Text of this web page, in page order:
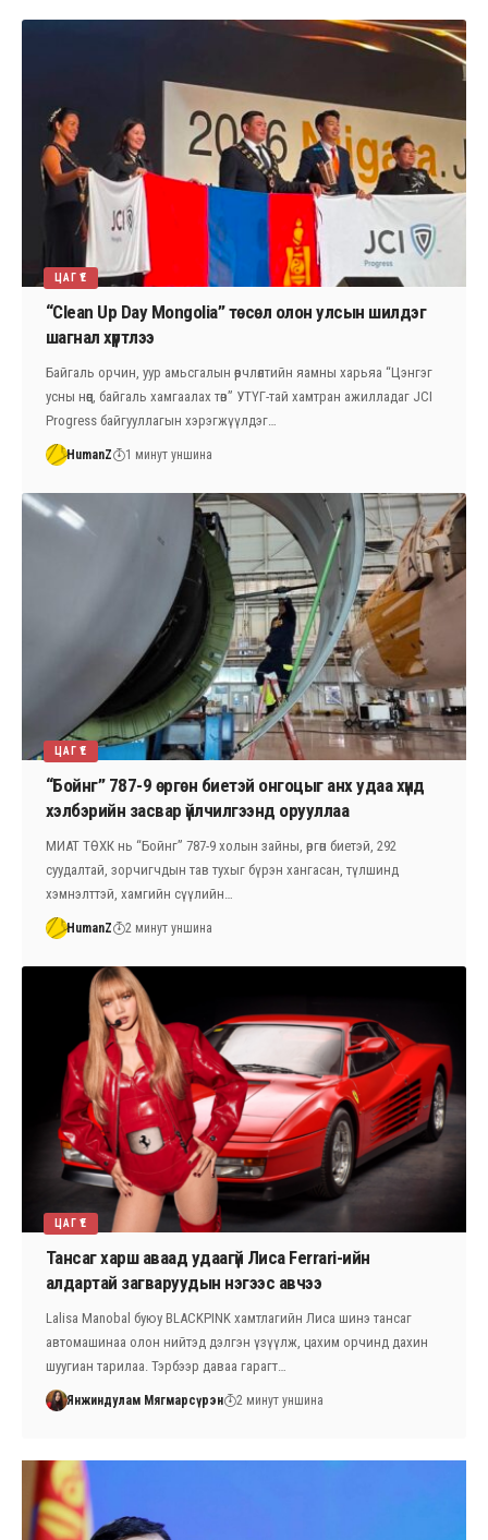
ЦАГ ҮЕ
“Clean Up Day Mongolia” төсөл олон улсын шилдэг
шагнал хүртлээ
Байгаль орчин, уур амьсгалын өөрчлөлтийн яамны харьяа “Цэнгэг
усны нөөц, байгаль хамгаалах төв” УТҮГ-тай хамтран ажилладаг JCI
Progress байгууллагын хэрэгжүүлдэг…
HumanZ 1 минут уншина
ЦАГ ҮЕ
“Бойнг” 787-9 өргөн биетэй онгоцыг анх удаа хүнд
хэлбэрийн засвар үйлчилгээнд орууллаа
МИАТ ТӨХК нь “Бойнг” 787-9 холын зайны, өргөн биетэй, 292
суудалтай, зорчигчдын тав тухыг бүрэн хангасан, түлшинд
хэмнэлттэй, хамгийн сүүлийн…
HumanZ 2 минут уншина
ЦАГ ҮЕ
Тансаг харш аваад удаагүй Лиса Ferrari-ийн
алдартай загваруудын нэгээс авчээ
Lalisa Manobal буюу BLACKPINK хамтлагийн Лиса шинэ тансаг
автомашинаа олон нийтэд дэлгэн үзүүлж, цахим орчинд дахин
шуугиан тарилаа. Тэрбээр даваа гарагт…
Янжиндулам Мягмарсүрэн 2 минут уншина